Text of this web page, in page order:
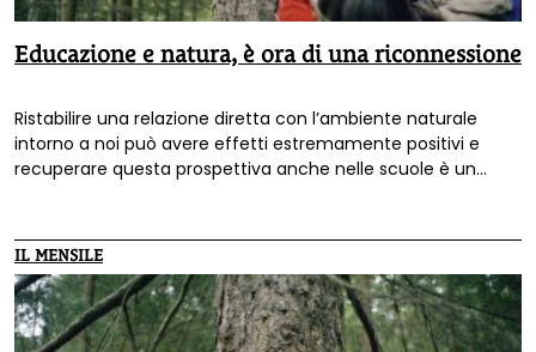
Educazione e natura, è ora di una riconnessione
Ristabilire una relazione diretta con l’ambiente naturale
intorno a noi può avere effetti estremamente positivi e
recuperare questa prospettiva anche nelle scuole è un
IL MENSILE